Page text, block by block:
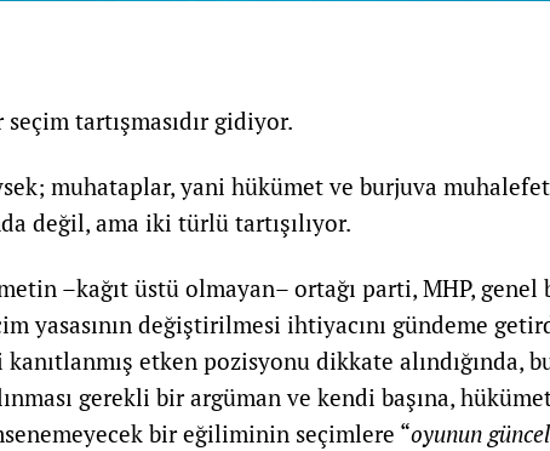
tartışmasıdır gidiyor.
muhataplar, yani hükümet ve burjuva
değil, ama iki türlü tartışılıyor.
–kağıt üstü olmayan– ortağı parti, MHP, genel
yasasının değiştirilmesi ihtiyacını gündeme
etken pozisyonu dikkate alındığında,
gerekli bir argüman ve kendi başına,
bir eğiliminin seçimlere “oyunun